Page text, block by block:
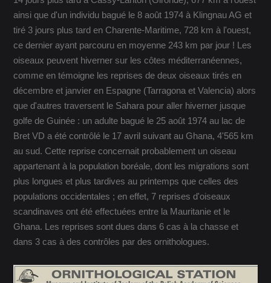
ainsi que d'un individu bagué le 8 août 1974 à Klingnau AG et
tiré 3 jours plus tard en Charente-Maritime, 728 km à l'ouest,
ce dernier ayant parcouru en moyenne 243 km par jour ! Les
oiseaux peuvent hiverner sur les côtes méditerranéennes,
comme en témoigne les reprises de deux oiseaux tirés en
décembre et janvier en Espagne (Tarragona et Valencia) alors
que d'autres traversent le Sahara pour aller hiverner jusque
golfe de Guinée : un adulte bagué le 25 août 1974 au lac de
Bret VD a été contrôlé le 17 avril suivant au Ghana, 4'565 km
au sud. Cette reprise concernait probablement un oiseau
appartenant à la population boréale, dont les migrations sont
plus longues et plus tardives au printemps que celles des
populations occidentales ; en effet, 7 reprises d'oiseaux
scandinaves ont été effectuées entre la Mauritanie et le
Ghana. Les reprises sont dues dans 6 cas à la chasse et
dans 3 cas à des contrôles par des ornithologues.